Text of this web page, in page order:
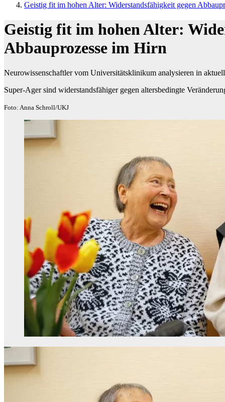
Geistig fit im hohen Alter: Widerstandsfähigkeit gegen
Geistig fit im hohen Alter:
Abbauprozesse im Hirn
Neurowissenschaftler vom Universitätsklinikum analysieren in
Super-Ager sind widerstandsfähiger gegen altersbedingte
Foto: Anna Schroll/UKJ